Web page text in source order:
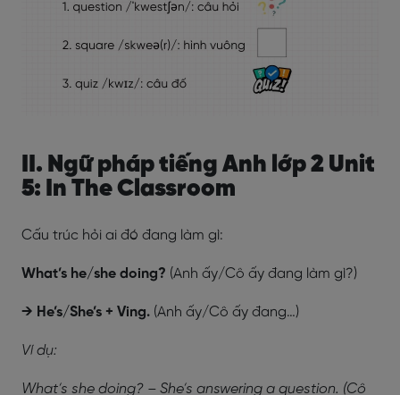
II. Ngữ pháp tiếng Anh lớp 2 Unit
5: In The Classroom
Cấu trúc hỏi ai đó đang làm gì:
What’s he/she doing? (Anh ấy/Cô ấy đang làm gì?)
→ He’s/She’s + Ving. (Anh ấy/Cô ấy đang…)
Ví dụ:
What’s she doing? – She’s answering a question. (Cô